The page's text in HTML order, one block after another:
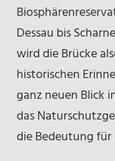
Dessau bis
wird die Brücke
historischen
ganz neuen Blick
das
die Bedeutung